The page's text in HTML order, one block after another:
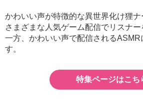
かわいい声が特徴的な異世界化け狸ナ
さまざまな人気ゲーム配信でリスナ
一方、かわいい声で配信される
す。
特集ページはこち